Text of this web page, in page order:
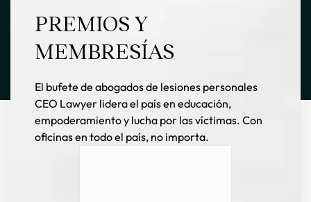
PREMIOS Y
MEMBRESÍAS
El bufete de abogados de lesiones personales
CEO Lawyer lidera el país en educación,
empoderamiento y lucha por las víctimas. Con
oficinas en todo el país, no importa.